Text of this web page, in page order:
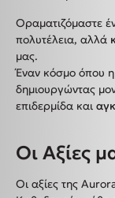
Οραματιζόμαστε
πολυτέλεια, αλλά
μας.
Έναν κόσμο όπου η
δημιουργώντας
επιδερμίδα και
Οι Αξίες
Οι αξίες της